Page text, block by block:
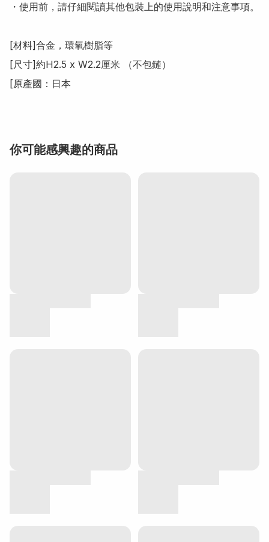
・使用前，請仔細閱讀其他包裝上的使用說明和注意事項。
[材料]合金，環氧樹脂等
[尺寸]約H2.5 x W2.2厘米 （不包鏈）
[原產國：日本
你可能感興趣的商品